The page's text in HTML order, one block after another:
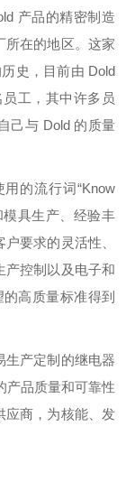
产品的精密制造
所在的地区。这家
史，目前由 Dold
工，其中许多员
己与 Dold 的质量
的流行词“Know
具生产、经验丰
要求的灵活性、
产控制以及电子和
高质量标准得到
生产定制的继电器
产品质量和可靠性
应商，为核能、发